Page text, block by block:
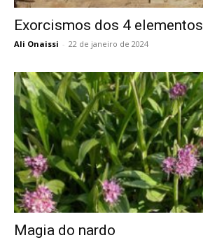
Exorcismos dos 4 elementos
Ali Onaissi - 22 de janeiro de 2024
Magia do nardo